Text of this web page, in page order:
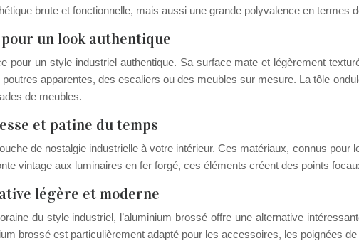
brute et fonctionnelle, mais aussi une grande polyvalence en termes
un look authentique
pour un style industriel authentique. Sa surface mate et légèrement
apparentes, des escaliers ou des meubles sur mesure. La tôle
de meubles.
et patine du temps
de nostalgie industrielle à votre intérieur. Ces matériaux, connus
vintage aux luminaires en fer forgé, ces éléments créent des points
légère et moderne
du style industriel, l’aluminium brossé offre une alternative
brossé est particulièrement adapté pour les accessoires, les poignées